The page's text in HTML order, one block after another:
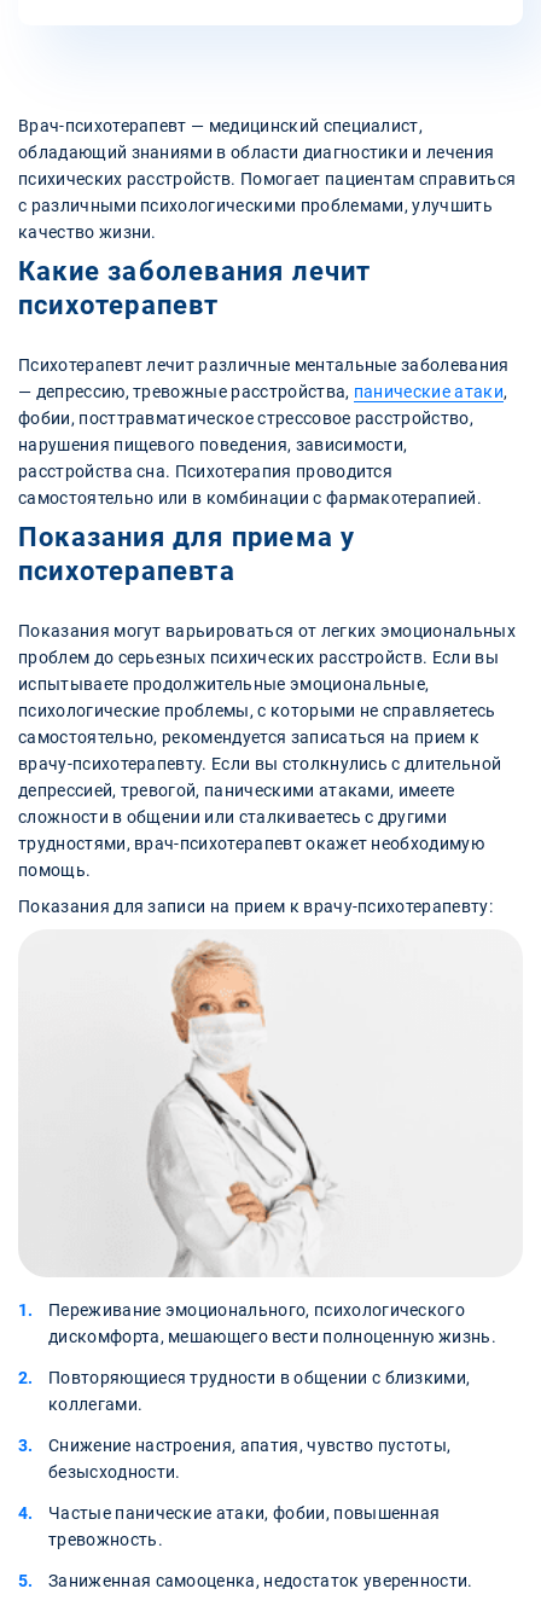
Врач-психотерапевт — медицинский специалист,
обладающий знаниями в области диагностики и лечения
психических расстройств. Помогает пациентам справиться
с различными психологическими проблемами, улучшить
качество жизни.
Какие заболевания лечит
психотерапевт
Психотерапевт лечит различные ментальные заболевания
— депрессию, тревожные расстройства, панические атаки,
фобии, посттравматическое стрессовое расстройство,
нарушения пищевого поведения, зависимости,
расстройства сна. Психотерапия проводится
самостоятельно или в комбинации с фармакотерапией.
Показания для приема у
психотерапевта
Показания могут варьироваться от легких эмоциональных
проблем до серьезных психических расстройств. Если вы
испытываете продолжительные эмоциональные,
психологические проблемы, с которыми не справляетесь
самостоятельно, рекомендуется записаться на прием к
врачу-психотерапевту. Если вы столкнулись с длительной
депрессией, тревогой, паническими атаками, имеете
сложности в общении или сталкиваетесь с другими
трудностями, врач-психотерапевт окажет необходимую
помощь.
Показания для записи на прием к врачу-психотерапевту:
Переживание эмоционального, психологического
дискомфорта, мешающего вести полноценную жизнь.
Повторяющиеся трудности в общении с близкими,
коллегами.
Снижение настроения, апатия, чувство пустоты,
безысходности.
Частые панические атаки, фобии, повышенная
тревожность.
Заниженная самооценка, недостаток уверенности.